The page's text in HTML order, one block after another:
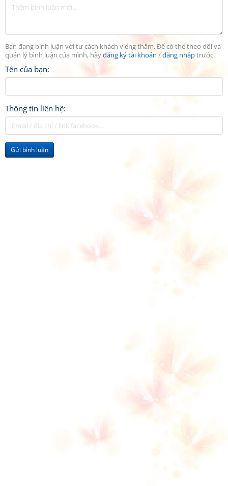
Bạn đang bình luận với tư cách khách viếng thăm. Để có thể theo dõi và
quản lý bình luận của mình, hãyđăng ký tài khoản /đăng nhậptrước.
Tên của bạn:
Thông tin liên hệ:
Gửi bình luận